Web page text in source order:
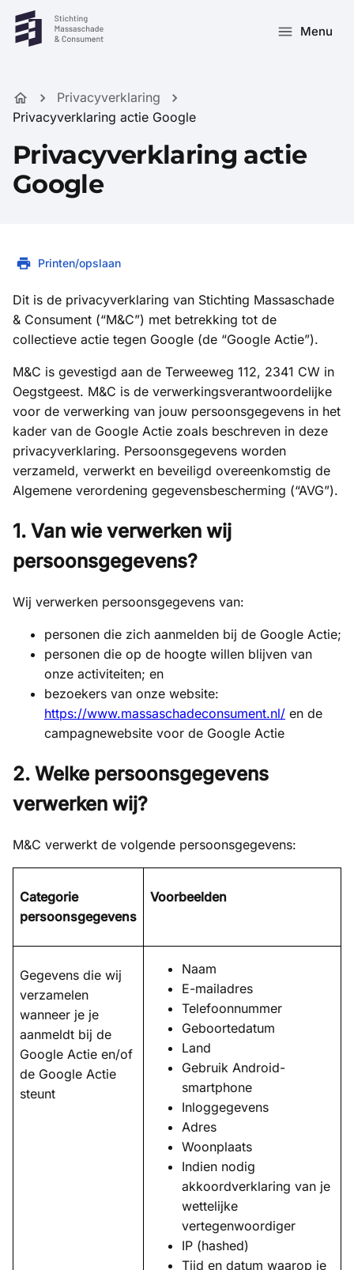
Menu
Privacyverklaring
Privacyverklaring actie Google
Privacyverklaring actie
Google
Printen/opslaan
Dit is de privacyverklaring van Stichting Massaschade
& Consument (“M&C”) met betrekking tot de
collectieve actie tegen Google (de “Google Actie”).
M&C is gevestigd aan de Terweeweg 112, 2341 CW in
Oegstgeest. M&C is de verwerkingsverantwoordelijke
voor de verwerking van jouw persoonsgegevens in het
kader van de Google Actie zoals beschreven in deze
privacyverklaring. Persoonsgegevens worden
verzameld, verwerkt en beveiligd overeenkomstig de
Algemene verordening gegevensbescherming (“AVG”).
1. Van wie verwerken wij
persoonsgegevens?
Wij verwerken persoonsgegevens van:
personen die zich aanmelden bij de Google Actie;
personen die op de hoogte willen blijven van
onze activiteiten; en
bezoekers van onze website:
https://www.massaschadeconsument.nl/ en de
campagnewebsite voor de Google Actie
2. Welke persoonsgegevens
verwerken wij?
M&C verwerkt de volgende persoonsgegevens:
Categorie
persoonsgegevens
Voorbeelden
Gegevens die wij
verzamelen
wanneer je je
aanmeldt bij de
Google Actie en/of
de Google Actie
steunt
Naam
E-mailadres
Telefoonnummer
Geboortedatum
Land
Gebruik Android-
smartphone
Inloggegevens
Adres
Woonplaats
Indien nodig
akkoordverklaring van je
wettelijke
vertegenwoordiger
IP (hashed)
Tijd en datum waarop je